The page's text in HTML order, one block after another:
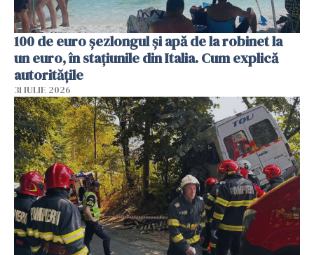
100 de euro șezlongul și apă de la robinet la
un euro, în stațiunile din Italia. Cum explică
autoritățile
31 IULIE 2026